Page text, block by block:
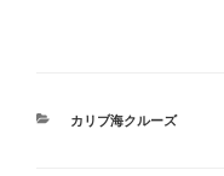
カ
カリブ海クルーズ